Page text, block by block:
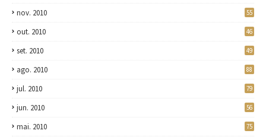
nov. 2010 55
out. 2010 46
set. 2010 49
ago. 2010 88
jul. 2010 79
jun. 2010 56
mai. 2010 75